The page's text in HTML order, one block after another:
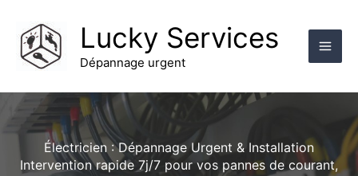
contenu
Lucky Services
Dépannage urgent
Électricien : Dépannage Urgent & Installation
Intervention rapide 7j/7 pour vos pannes de courant,